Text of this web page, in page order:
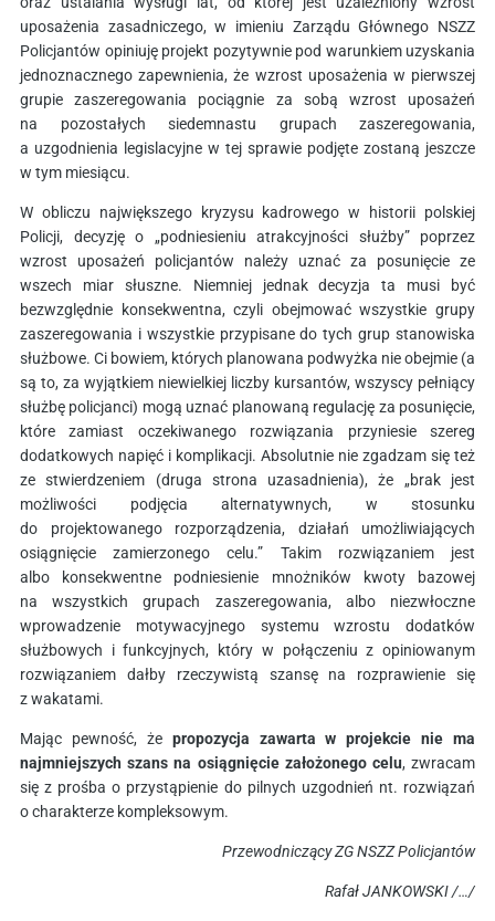
uposażenia zasadniczego, w imieniu Zarządu Głównego NSZZ
Policjantów opiniuję projekt pozytywnie pod warunkiem uzyskania
jednoznacznego zapewnienia, że wzrost uposażenia w pierwszej
grupie zaszeregowania pociągnie za sobą wzrost uposażeń
na pozostałych siedemnastu grupach zaszeregowania,
a uzgodnienia legislacyjne w tej sprawie podjęte zostaną jeszcze
w tym miesiącu.
W obliczu największego kryzysu kadrowego w historii polskiej
Policji, decyzję o „podniesieniu atrakcyjności służby” poprzez
wzrost uposażeń policjantów należy uznać za posunięcie ze
wszech miar słuszne. Niemniej jednak decyzja ta musi być
bezwzględnie konsekwentna, czyli obejmować wszystkie grupy
zaszeregowania i wszystkie przypisane do tych grup stanowiska
służbowe. Ci bowiem, których planowana podwyżka nie obejmie (a
są to, za wyjątkiem niewielkiej liczby kursantów, wszyscy pełniący
służbę policjanci) mogą uznać planowaną regulację za posunięcie,
które zamiast oczekiwanego rozwiązania przyniesie szereg
dodatkowych napięć i komplikacji. Absolutnie nie zgadzam się też
ze stwierdzeniem (druga strona uzasadnienia), że „brak jest
możliwości podjęcia alternatywnych, w stosunku
do projektowanego rozporządzenia, działań umożliwiających
osiągnięcie zamierzonego celu.” Takim rozwiązaniem jest
albo konsekwentne podniesienie mnożników kwoty bazowej
na wszystkich grupach zaszeregowania, albo niezwłoczne
wprowadzenie motywacyjnego systemu wzrostu dodatków
służbowych i funkcyjnych, który w połączeniu z opiniowanym
rozwiązaniem dałby rzeczywistą szansę na rozprawienie się
z wakatami.
Mając pewność, że propozycja zawarta w projekcie nie ma
najmniejszych szans na osiągnięcie założonego celu, zwracam
się z prośba o przystąpienie do pilnych uzgodnień nt. rozwiązań
o charakterze kompleksowym.
Przewodniczący ZG NSZZ Policjantów
Rafał JANKOWSKI /…/